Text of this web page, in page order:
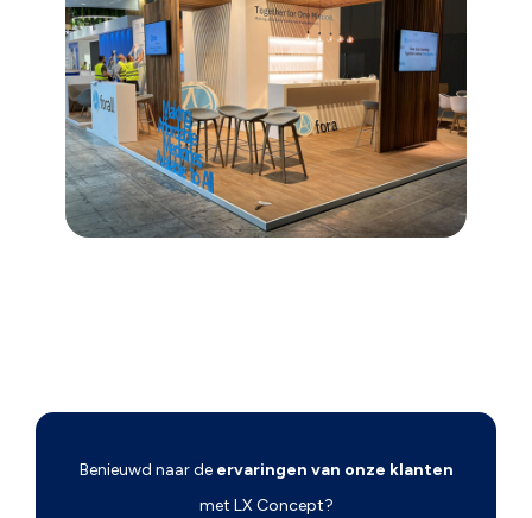
Benieuwd naar de ervaringen van onze klanten
met LX Concept?